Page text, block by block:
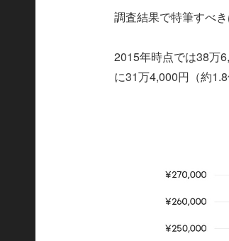
調査結果で特筆すべ
2015年時点では38万
に31万4,000円（約